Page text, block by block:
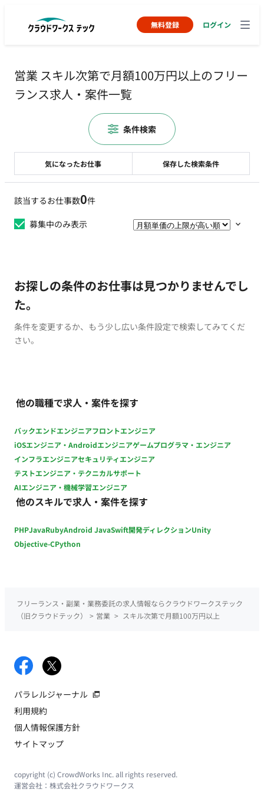
無料登録 ログイン
営業 スキル次第で月額100万円以上のフリー
ランス求人・案件一覧
該当するお仕事数0件
募集中のみ表示
お探しの条件のお仕事は見つかりませんでし
た。
条件を変更するか、もう少し広い条件設定で検索してみてくだ
さい。
他の職種で求人・案件を探す
バックエンドエンジニアフロントエンジニア
iOSエンジニア・Androidエンジニアゲームプログラマ・エンジニア
インフラエンジニアセキュリティエンジニア
テストエンジニア・テクニカルサポート
AIエンジニア・機械学習エンジニア
他のスキルで求人・案件を探す
PHPJavaRubyAndroid JavaSwift開発ディレクションUnity
Objective-CPython
気になったお仕事 保存した検索条件
条件検索
フリーランス・副業・業務委託の求人情報ならクラウドワークステック
（旧クラウドテック）
> 営業 > スキル次第で月額100万円以上
パラレルジャーナル
利用規約
個人情報保護方針
サイトマップ
copyright (c) CrowdWorks Inc. all rights reserved.
運営会社： 株式会社クラウドワークス